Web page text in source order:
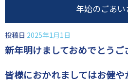
年始のごあい
投稿日 2025年1月1日
新年明けましておめでとうご
皆様におかれましてはお健